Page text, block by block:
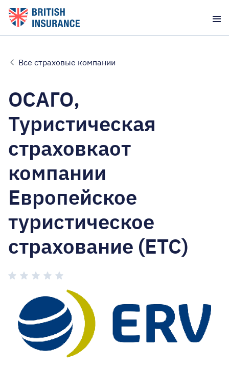
Все страховые компании
ОСАГО,
Туристическая
страховкаот
компании
Европейское
туристическое
страхование (ЕТС)